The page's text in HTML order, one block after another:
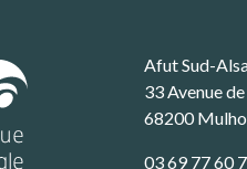
Afut Sud-
33 Avenue
68200
03 69 77 60